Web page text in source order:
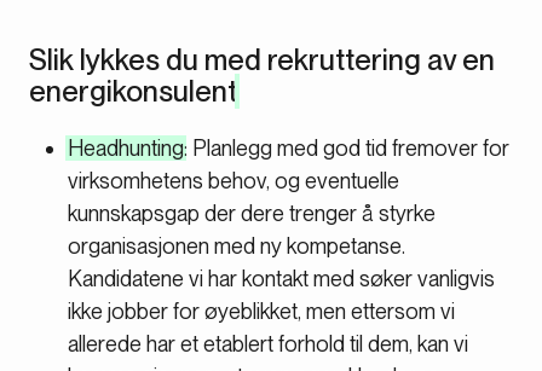
Slik lykkes du med rekruttering av en
energikonsulent
Headhunting: Planlegg med god tid fremover for
virksomhetens behov, og eventuelle
kunnskapsgap der dere trenger å styrke
organisasjonen med ny kompetanse.
Kandidatene vi har kontakt med søker vanligvis
ikke jobber for øyeblikket, men ettersom vi
allerede har et etablert forhold til dem, kan vi